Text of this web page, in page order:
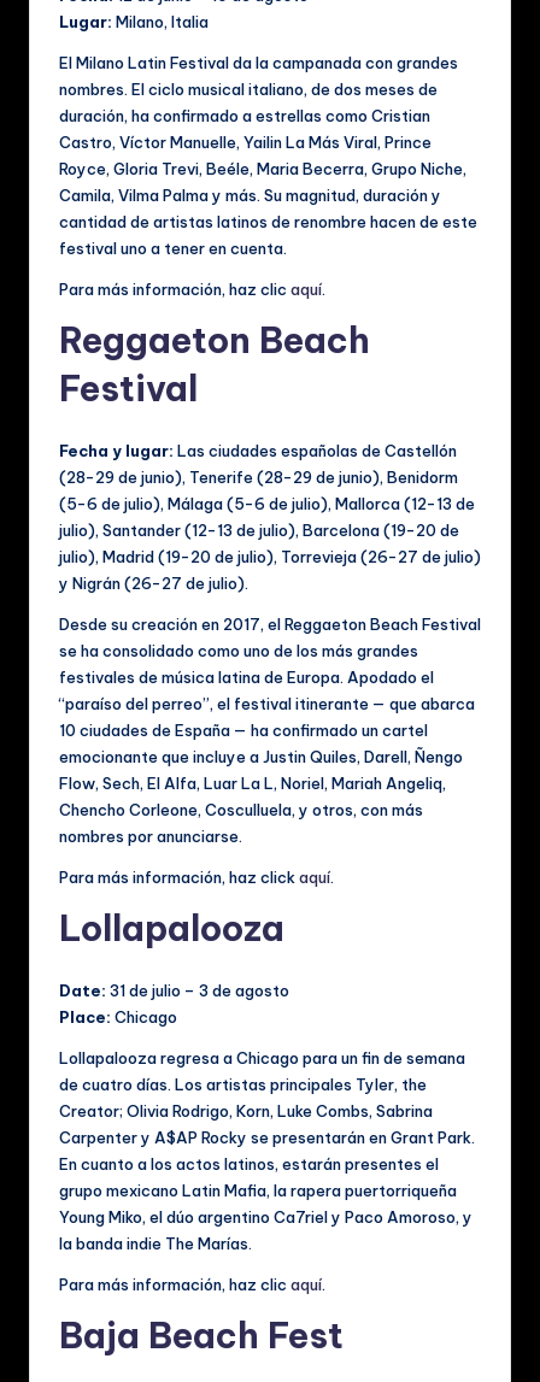
Lugar: Milano, Italia
El Milano Latin Festival da la campanada con grandes
nombres. El ciclo musical italiano, de dos meses de
duración, ha confirmado a estrellas como Cristian
Castro, Víctor Manuelle, Yailin La Más Viral, Prince
Royce, Gloria Trevi, Beéle, Maria Becerra, Grupo Niche,
Camila, Vilma Palma y más. Su magnitud, duración y
cantidad de artistas latinos de renombre hacen de este
festival uno a tener en cuenta.
Para más información, haz clic aquí.
Reggaeton Beach
Festival
Fecha y lugar: Las ciudades españolas de Castellón
(28-29 de junio), Tenerife (28-29 de junio), Benidorm
(5-6 de julio), Málaga (5-6 de julio), Mallorca (12-13 de
julio), Santander (12-13 de julio), Barcelona (19-20 de
julio), Madrid (19-20 de julio), Torrevieja (26-27 de julio)
y Nigrán (26-27 de julio).
Desde su creación en 2017, el Reggaeton Beach Festival
se ha consolidado como uno de los más grandes
festivales de música latina de Europa. Apodado el
“paraíso del perreo”, el festival itinerante — que abarca
10 ciudades de España — ha confirmado un cartel
emocionante que incluye a Justin Quiles, Darell, Ñengo
Flow, Sech, El Alfa, Luar La L, Noriel, Mariah Angeliq,
Chencho Corleone, Cosculluela, y otros, con más
nombres por anunciarse.
Para más información, haz clickaquí.
Lollapalooza
Date: 31 de julio – 3 de agosto
Place: Chicago
Lollapalooza regresa a Chicago para un fin de semana
de cuatro días. Los artistas principales Tyler, the
Creator; Olivia Rodrigo, Korn, Luke Combs, Sabrina
Carpenter y A$AP Rocky se presentarán en Grant Park.
En cuanto a los actos latinos, estarán presentes el
grupo mexicano Latin Mafia, la rapera puertorriqueña
Young Miko, el dúo argentino Ca7riel y Paco Amoroso, y
la banda indie The Marías.
Para más información, haz clic aquí.
Baja Beach Fest